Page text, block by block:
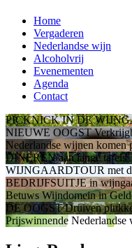
Home
Vergaderen
Nederlandse wijn
Alcoholvrij
Evenementen
Agenda
Contact
PICKNICK IN DE
NIEUWE OOGST
Nederlandse wijnen komen
DINEREN aan lange tafels
WIJNGAARDTOUR met
BEDRIJFSUITJE in
Betuws Wijndomein in
DE OOGST Druiven
Prijswinnende Nederlandse